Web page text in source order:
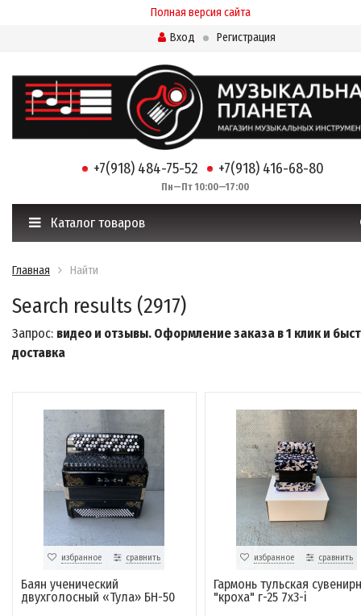
Полная версия сайта
Вход
Регистрация
+7(918) 484-75-52 +7(918) 416-68-80
Пн—Пт 10:00—17:00
Каталог товаров
Главная Найти
Search results (2917)
Запрос: видео и отзывы. Оформление заказа в 1 клик и
доставка
избранное сравнить
Баян ученический
двухголосный «Тула» БН-50
избранное сравнить
Гармонь тульская
"кроха" г-25 7х3-i